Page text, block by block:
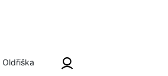
Oldřiška